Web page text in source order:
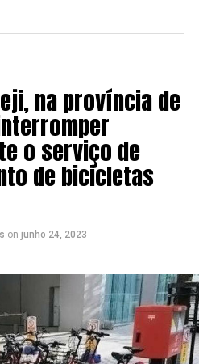
na província de
o serviço de
de bicicletas
on junho 24, 2023